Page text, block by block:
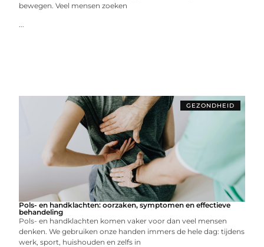
bewegen. Veel mensen zoeken
...
GEZONDHEID
Pols- en handklachten: oorzaken, symptomen en effectieve
behandeling
Pols- en handklachten komen vaker voor dan veel mensen
denken. We gebruiken onze handen immers de hele dag: tijdens
werk, sport, huishouden en zelfs in